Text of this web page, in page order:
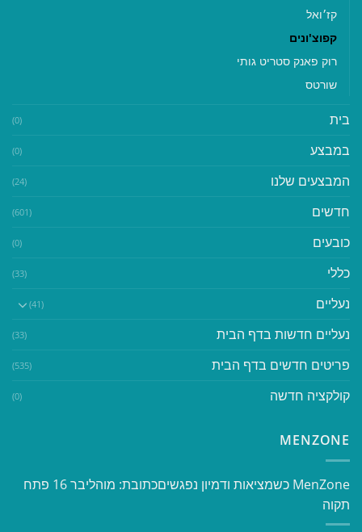
קז׳ואל
קפוצ'ונים
רוק פאנק סטריט גותי
שורטס
בית (0)
במבצע (0)
המבצעים שלנו (24)
חדשים (601)
כובעים (0)
כללי (33)
נעליים (41)
נעליים חדשות בדף הבית (33)
פריטים חדשים בדף הבית (535)
קולקציה חדשה (0)
MENZONE
​​MenZone כשמציאות ודמיון נפגשים​ כתובת: מוהליבר 16 פתח
תקוה